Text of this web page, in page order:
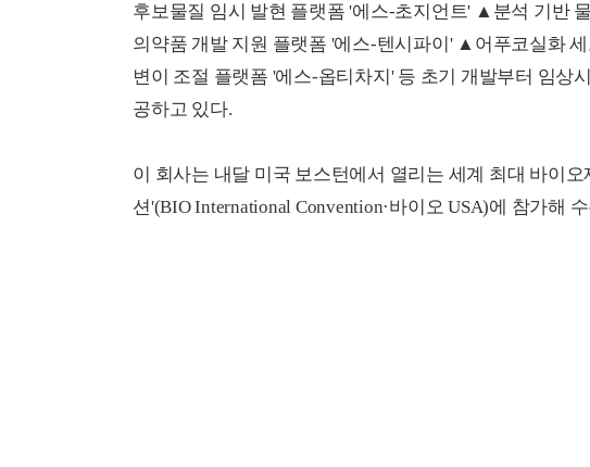
후보물질 임시 발현 플랫폼 '에스-초지언트' ▲분석 기반
의약품 개발 지원 플랫폼 '에스-텐시파이' ▲어푸코실화
변이 조절 플랫폼 '에스-옵티차지' 등 초기 개발부터 임상
공하고 있다.
이 회사는 내달 미국 보스턴에서 열리는 세계 최대 바이
션'(BIO International Convention·바이오 USA)에 참가해